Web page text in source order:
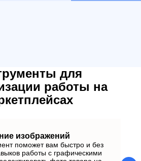
для
работы на
изображений
поможет вам быстро и без
работы с графическими